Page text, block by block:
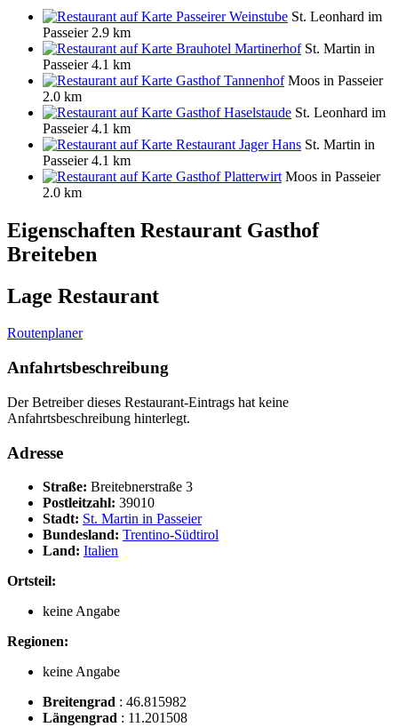
Passeirer Weinstube St. Leonhard im
Passeier 2.9 km
Brauhotel Martinerhof St. Martin in
Passeier 4.1 km
Gasthof Tannenhof Moos in Passeier
2.0 km
Gasthof Haselstaude St. Leonhard im
Passeier 4.1 km
Restaurant Jager Hans St. Martin in
Passeier 4.1 km
Gasthof Platterwirt Moos in Passeier
2.0 km
Eigenschaften Restaurant Gasthof
Breiteben
Lage Restaurant
Routenplaner
Anfahrtsbeschreibung
Der Betreiber dieses Restaurant-Eintrags hat keine
Anfahrtsbeschreibung hinterlegt.
Adresse
Straße: Breitebnerstraße 3
Postleitzahl: 39010
Stadt: St. Martin in Passeier
Bundesland: Trentino-Südtirol
Land: Italien
Ortsteil:
keine Angabe
Regionen:
keine Angabe
Breitengrad : 46.815982
Längengrad : 11.201508